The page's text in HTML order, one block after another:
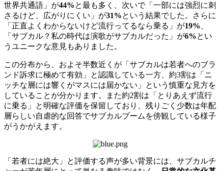
世界共通語」が44%と最も多く、次いで「一部には強烈に刺
さるけど、広がりにくい」が31%という結果でした。さらに
「正直よくわからないけど流行ってるなら乗る」が19%
「サブカル？私の時代は演歌がサブカルだった」が6%とい
うユニークな意見もありました。
この分布から、およそ半数近くが「サブカルは若者へのブラ
ンド訴求に極めて有効」と認識している一方、約3割は「ニ
ッチな層には響くがマスには届かない」という慎重な見方を
していることが分かります。また約2割は「とりあえず流行
に乗る」と明確な評価を保留しており、残りごく少数は年配
層らしい自虐的な回答でサブカルブームを傍観している様子
がうかがえます。
「若者には絶大」と評価する声が多い背景には、サブカルチ